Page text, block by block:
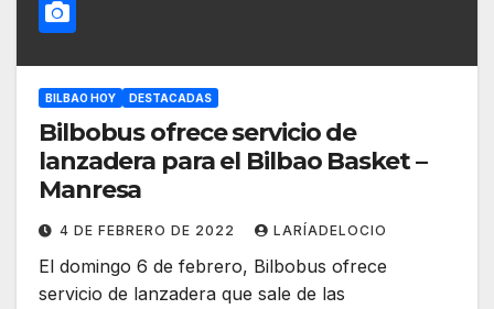
BILBAO HOY DESTACADAS
Bilbobus ofrece servicio de
lanzadera para el Bilbao Basket –
Manresa
4 DE FEBRERO DE 2022 LARÍADELOCIO
El domingo 6 de febrero, Bilbobus ofrece
servicio de lanzadera que sale de las